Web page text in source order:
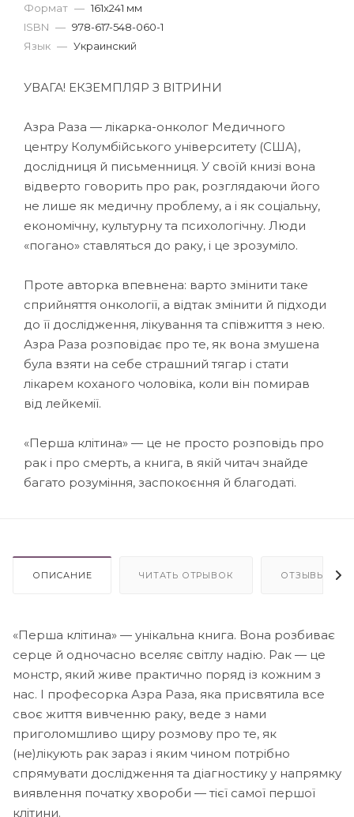
Формат — 161x241 мм
ISBN — 978-617-548-060-1
Язык — Украинский
УВАГА! ЕКЗЕМПЛЯР З ВІТРИНИ
Азра Раза — лікарка-онколог Медичного
центру Колумбійського університету (США),
дослідниця й письменниця. У своїй книзі вона
відверто говорить про рак, розглядаючи його
не лише як медичну проблему, а і як соціальну,
економічну, культурну та психологічну. Люди
«погано» ставляться до раку, і це зрозуміло.
Проте авторка впевнена: варто змінити таке
сприйняття онкології, а відтак змінити й підходи
до її дослідження, лікування та співжиття з нею.
Азра Раза розповідає про те, як вона змушена
була взяти на себе страшний тягар і стати
лікарем коханого чоловіка, коли він помирав
від лейкемії.
«Перша клітина» — це не просто розповідь про
рак і про смерть, а книга, в якій читач знайде
багато розуміння, заспокоєння й благодаті.
ОПИСАНИЕ ЧИТАТЬ ОТРЫВОК ОТЗЫВЫ
«Перша клітина» — унікальна книга. Вона розбиває
серце й одночасно вселяє світлу надію. Рак — це
монстр, який живе практично поряд із кожним з
нас. І професорка Азра Раза, яка присвятила все
своє життя вивченню раку, веде з нами
приголомшливо щиру розмову про те, як
(не)лікують рак зараз і яким чином потрібно
спрямувати дослідження та діагностику у напрямку
виявлення початку хвороби — тієї самої першої
клітини.